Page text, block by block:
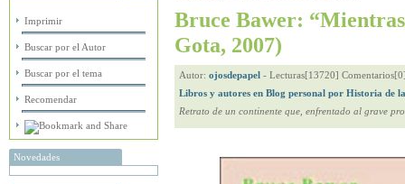
Imprimir
Buscar por el Autor
Buscar por el tema
Recomendar
Novedades
Bruce Bawer:
Gota, 2007)
Autor: ojosdepapel - Lecturas[13720]
Libros y autores en Blog personal por Historia de
Retrato de un continente que, enfrentado al grave